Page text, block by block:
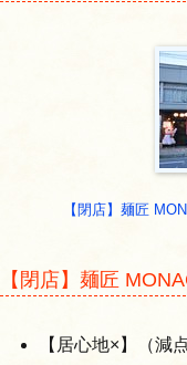
【閉店】麺匠
【閉店】麺匠
【居心地×】（減